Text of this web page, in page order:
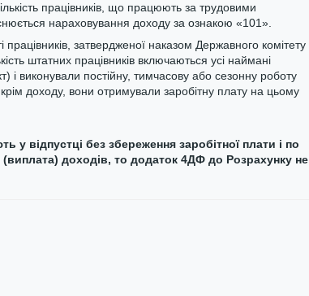
працівників, що працюють за трудовими
нараховування доходу за ознакою «101».
працівників, затвердженої наказом Державного комітету
штатних працівників включаються усі наймані
і виконували постійну, тимчасову або сезонну роботу
доходу, вони отримували заробітну плату на цьому
у відпустці без збереження заробітної плати і по
(виплата) доходів, то додаток 4ДФ до Розрахунку не